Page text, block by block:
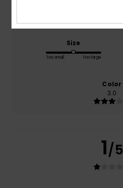
Size
Too small Too large
Color
3.0
1/5